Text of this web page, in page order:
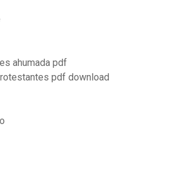
ahumada pdf
pdf download